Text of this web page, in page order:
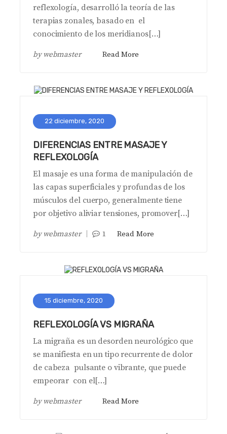
reflexología, desarrolló la teoría de las
terapias zonales, basado en el
conocimiento de los meridianos[…]
bywebmaster Read More
22 diciembre, 2020
DIFERENCIAS ENTRE MASAJE Y
REFLEXOLOGÍA
El masaje es una forma de manipulación de
las capas superficiales y profundas de los
músculos del cuerpo, generalmente tiene
por objetivo aliviar tensiones, promover[…]
bywebmaster 1 Read More
15 diciembre, 2020
REFLEXOLOGÍA VS MIGRAÑA
La migraña es un desorden neurológico que
se manifiesta en un tipo recurrente de dolor
de cabeza pulsante o vibrante, que puede
empeorar con el[…]
bywebmaster Read More